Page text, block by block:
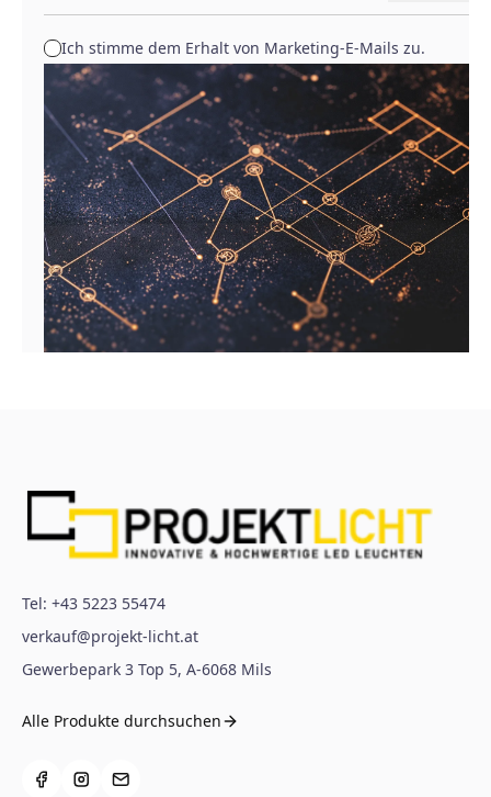
Ich stimme dem Erhalt von Marketing-E-Mails zu.
Tel: +43 5223 55474
verkauf@projekt-licht.at
Gewerbepark 3 Top 5, A-6068 Mils
Alle Produkte durchsuchen